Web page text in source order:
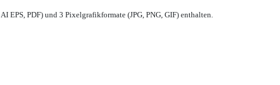
EPS, PDF) und 3 Pixelgrafikformate (JPG, PNG, GIF) enthalten.